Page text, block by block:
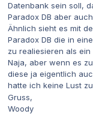
Datenbank sein soll,
Paradox DB aber
Ähnlich sieht es mit
Paradox DB die in
zu realiesieren als ein
Naja, aber wenn es
diese ja eigentlich
hatte ich keine Lust
Gruss,
Woody